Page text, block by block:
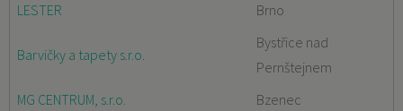
LESTER
Brno
Barvičky a tapety s.r.o.
Bystřice nad
Pernštejnem
MG CENTRUM, s.r.o.
Bzenec